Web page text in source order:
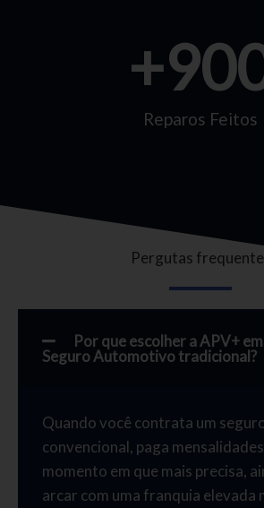
Reparos Feitos
+
Pergutas
Por que escolher a APV+
Seguro Automotivo tradicional?
Quando você contrata um
convencional, paga
momento em que mais precisa,
arcar com uma franquia elevada